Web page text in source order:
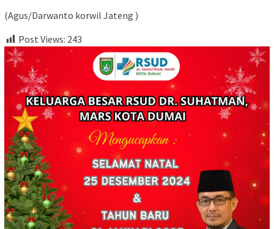
(Agus/Darwanto korwil Jateng )
Post Views: 243